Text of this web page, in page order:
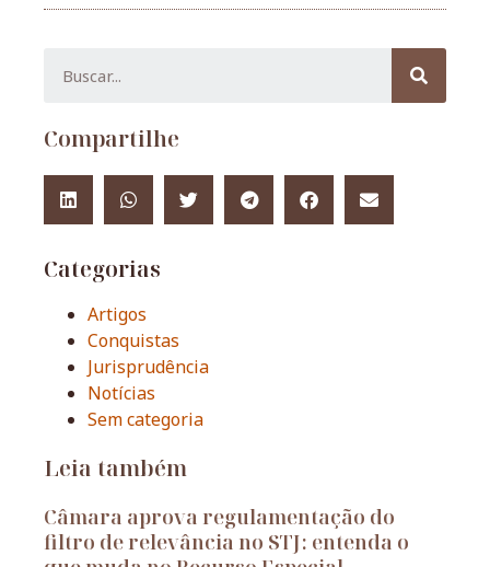
Compartilhe
Categorias
Artigos
Conquistas
Jurisprudência
Notícias
Sem categoria
Leia também
Câmara aprova regulamentação do
filtro de relevância no STJ: entenda o